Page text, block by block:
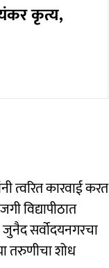
कृत्य,
त्वरित कारवाई करत
विद्यापीठात
सर्वोदयनगरचा
तरुणीचा शोध